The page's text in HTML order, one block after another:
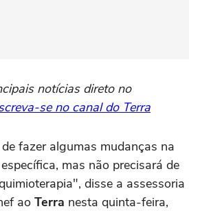
notícias direto no
se no canal do Terra
fazer algumas mudanças na
mas não precisará de
disse a assessoria
ao Terra nesta quinta-feira,